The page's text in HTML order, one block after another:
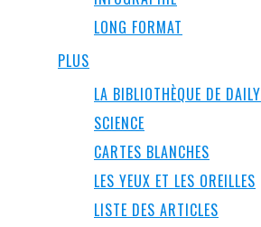
LONG FORMAT
PLUS
LA BIBLIOTHÈQUE DE DAILY
SCIENCE
CARTES BLANCHES
LES YEUX ET LES OREILLES
LISTE DES ARTICLES